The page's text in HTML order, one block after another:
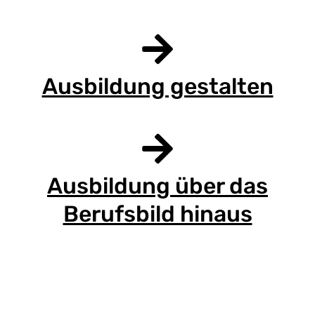
Ausbildung gestalten
Ausbildung über das
Berufsbild hinaus